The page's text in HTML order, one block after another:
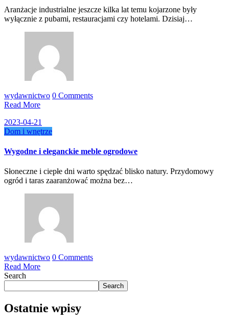
Aranżacje industrialne jeszcze kilka lat temu kojarzone były
wyłącznie z pubami, restauracjami czy hotelami. Dzisiaj…
wydawnictwo 0 Comments
Read More
2023-04-21
Dom i wnętrze
Wygodne i eleganckie meble ogrodowe
Słoneczne i ciepłe dni warto spędzać blisko natury. Przydomowy
ogród i taras zaaranżować można bez…
wydawnictwo 0 Comments
Read More
Search
Search
Ostatnie wpisy